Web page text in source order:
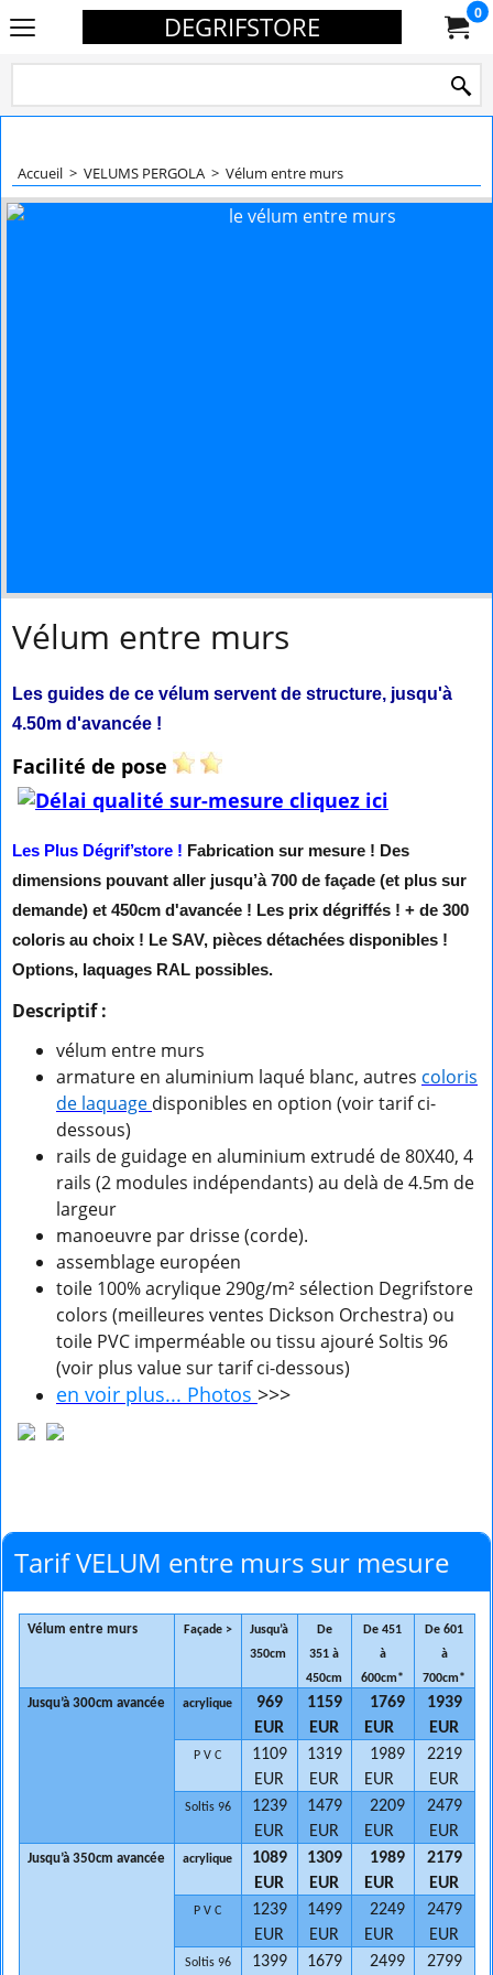
DEGRIFSTORE 0
Accueil > VELUMS PERGOLA > Vélum entre murs
Vélum entre murs
Les guides de ce vélum servent de structure, jusqu'à
4.50m d'avancée !
Facilité de pose
Les Plus Dégrif’store ! Fabrication sur mesure ! Des
dimensions pouvant aller jusqu’à 700 de façade (et plus sur
demande) et 450cm d'avancée ! Les prix dégriffés ! + de 300
coloris au choix ! Le SAV, pièces détachées disponibles !
Options, laquages RAL possibles.
Descriptif :
vélum entre murs
armature en aluminium laqué blanc, autres coloris
de laquage disponibles en option (voir tarif ci-
dessous)
rails de guidage en aluminium extrudé de 80X40, 4
rails (2 modules indépendants) au delà de 4.5m de
largeur
manoeuvre par drisse (corde).
assemblage européen
toile 100% acrylique 290g/m² sélection Degrifstore
colors (meilleures ventes Dickson Orchestra) ou
toile PVC imperméable ou tissu ajouré Soltis 96
(voir plus value sur tarif ci-dessous)
en voir plus... Photos >>>
Tarif VELUM entre murs sur mesure
Vélum entre murs Façade >
Jusqu’à
350cm
De
351 à
450cm
De 451
à
600cm*
De 601
à
700cm*
Jusqu’à 300cm avancée acrylique
969
EUR
1159
EUR
1769
EUR
1939
EUR
P V C
1109
EUR
1319
EUR
1989
EUR
2219
EUR
Soltis 96
1239
EUR
1479
EUR
2209
EUR
2479
EUR
Jusqu’à 350cm avancée acrylique
1089
EUR
1309
EUR
1989
EUR
2179
EUR
P V C
1239
EUR
1499
EUR
2249
EUR
2479
EUR
Soltis 96 1399 1679 2499 2799